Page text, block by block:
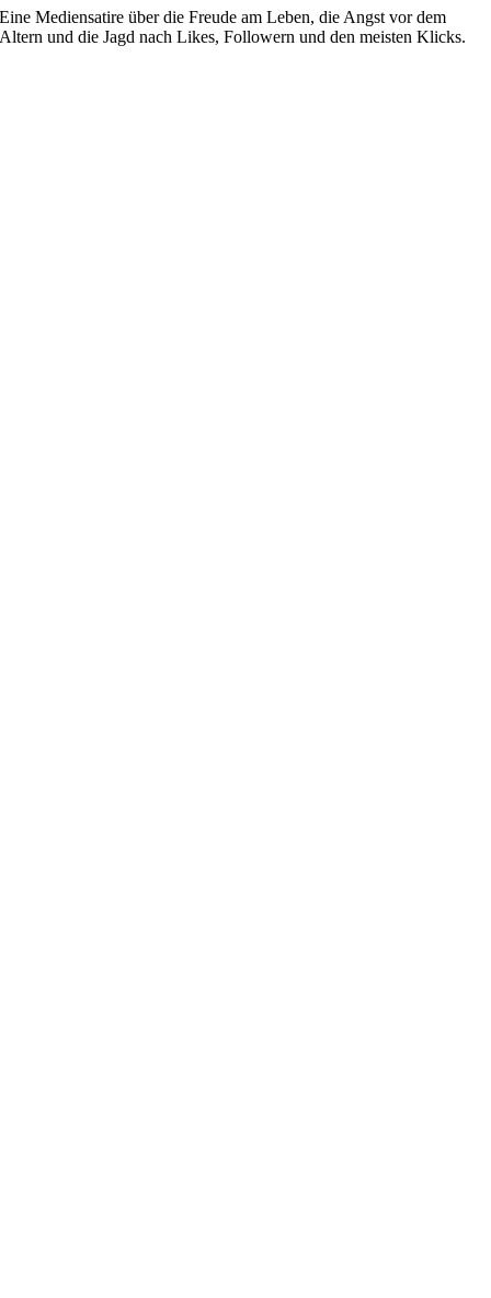
Eine Mediensatire über die Freude am Leben, die Angst vor dem
Altern und die Jagd nach Likes, Followern und den meisten Klicks.